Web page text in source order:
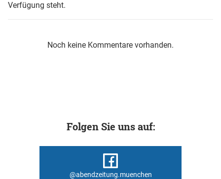
Verfügung steht.
Noch keine Kommentare vorhanden.
Folgen Sie uns auf:
@abendzeitung.muenchen